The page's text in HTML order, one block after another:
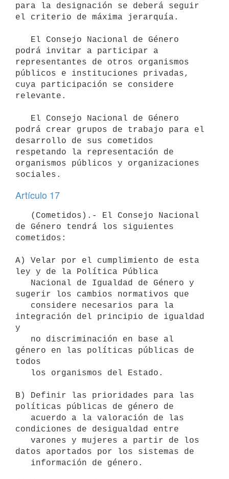
para la designación se deberá seguir
el criterio de máxima jerarquía.
podrá invitar a participar a
representantes de otros organismos
públicos e instituciones privadas,
cuya participación se considere
relevante.
podrá crear grupos de trabajo para el
desarrollo de sus cometidos
respetando la representación de
organismos públicos y organizaciones
Artículo 17
de Género tendrá los siguientes
cometidos:
A) Velar por el cumplimiento de esta
ley y de la Política Pública
sugerir los cambios normativos que
integración del principio de igualdad
y
género en las políticas públicas de
todos
B) Definir las prioridades para las
políticas públicas de género de
condiciones de desigualdad entre
datos aportados por los sistemas de